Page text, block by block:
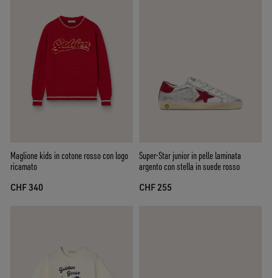
Maglione kids in cotone rosso con logo
ricamato
CHF 340
Super-Star junior in pelle laminata
argento con stella in suede rosso
CHF 255